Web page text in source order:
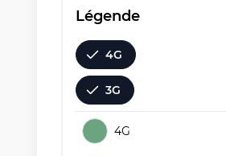
Légende
4G
3G
4G